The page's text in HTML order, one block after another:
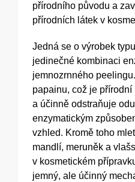
přírodního původu a
přírodních látek v
Jedná se o výrobek
jedinečné kombinaci
jemnozrnného
papainu, což je
a účinně odstraňuje
enzymatickým
vzhled. Kromě toho
mandlí, meruněk a
v kosmetickém
jemný, ale účinný